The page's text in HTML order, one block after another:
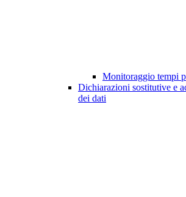
Monitoraggio tempi
Dichiarazioni sostitutive e
dei dati